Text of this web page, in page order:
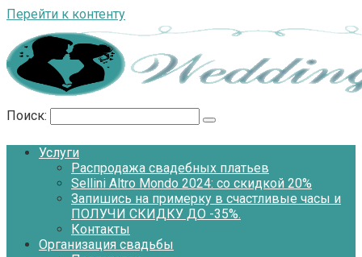
Перейти к контенту
Поиск:
Услуги
Распродажа свадебных платьев
Sellini Altro Mondo 2024: со скидкой 20%
Запишись на примерку в счастливые часы и
ПОЛУЧИ СКИДКУ ДО -35%.
Контакты
Организация свадьбы